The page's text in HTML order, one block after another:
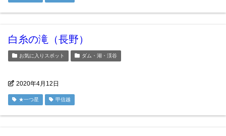
白糸の滝（長野）
お気に入りスポット ダム・湖・渓谷
2020年4月12日
★一つ星 甲信越